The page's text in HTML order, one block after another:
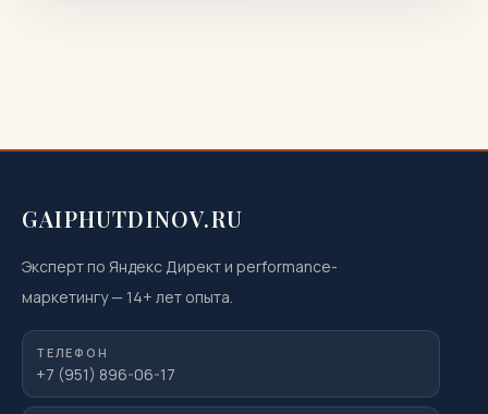
GAIPHUTDINOV.RU
Эксперт по Яндекс Директ и performance-
маркетингу— 14+ лет опыта.
ТЕЛЕФОН
+7 (951) 896-06-17